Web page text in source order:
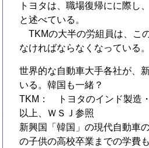
トヨタは、職場復帰にに際し
と述べている。
TKMの大半の労組員は、こ
なければならなくなっている
世界的な自動車大手各社が、
いる。韓国も一緒？
TKM： トヨタのインド製造
以上、ＷＳＪ参照
新興国「韓国」の現代自動車
の子供の高校卒業までの学費